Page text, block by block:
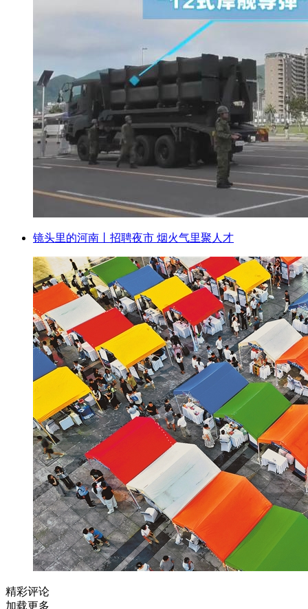
镜头里的河南丨招聘夜市 烟火气里聚人才
精彩评论
加载更多